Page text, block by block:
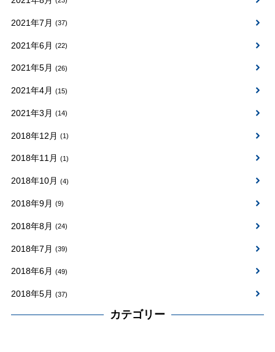
2021年7月 (37)
2021年6月 (22)
2021年5月 (26)
2021年4月 (15)
2021年3月 (14)
2018年12月 (1)
2018年11月 (1)
2018年10月 (4)
2018年9月 (9)
2018年8月 (24)
2018年7月 (39)
2018年6月 (49)
2018年5月 (37)
カテゴリー